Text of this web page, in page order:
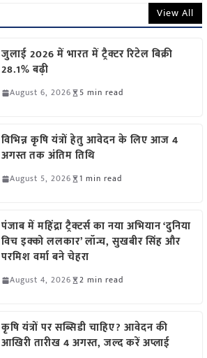
View All
जुलाई 2026 में भारत में ट्रैक्टर रिटेल बिक्री
28.1% बढ़ी
August 6, 2026 5 min read
विभिन्न कृषि यंत्रों हेतु आवेदन के लिए आज 4
अगस्त तक अंतिम तिथि
August 5, 2026 1 min read
पंजाब में महिंद्रा ट्रैक्टर्स का नया अभियान ‘दुनिया
विच इक्को ललकार’ लॉन्च, सुखबीर सिंह और
परमिश वर्मा बने चेहरा
August 4, 2026 2 min read
कृषि यंत्रों पर सब्सिडी चाहिए? आवेदन की
आखिरी तारीख 4 अगस्त, जल्द करें अप्लाई